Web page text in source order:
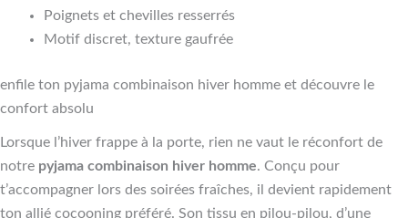
Poignets et chevilles resserrés
Motif discret, texture gaufrée
enfile ton pyjama combinaison hiver homme et découvre le
confort absolu
Lorsque l’hiver frappe à la porte, rien ne vaut le réconfort de
notre pyjama combinaison hiver homme. Conçu pour
t’accompagner lors des soirées fraîches, il devient rapidement
ton allié cocooning préféré. Son tissu en pilou-pilou, d’une